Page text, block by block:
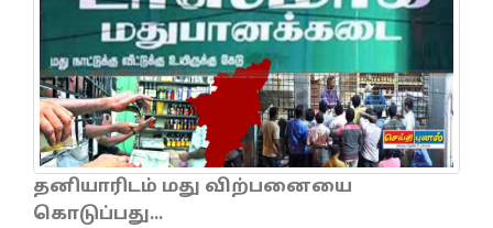
தனியாரிடம் மது விற்பனையை
கொடுப்பது...